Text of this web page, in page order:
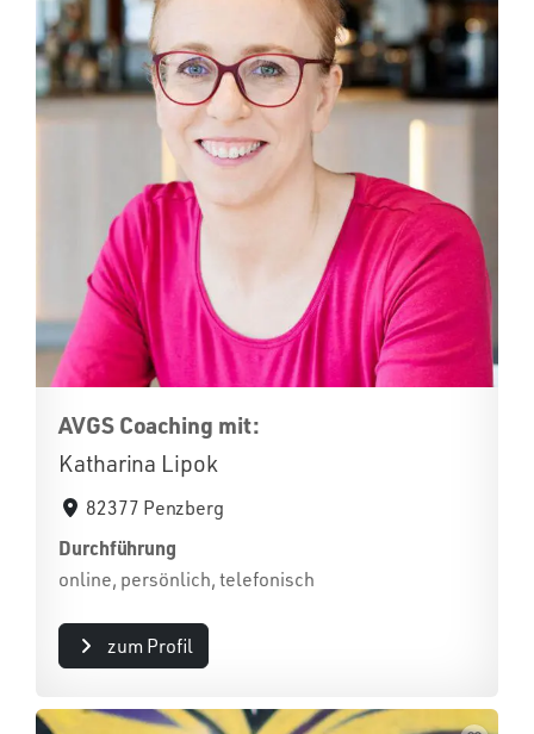
AVGS Coaching mit:
Katharina Lipok
82377 Penzberg
Durchführung
online, persönlich, telefonisch
zum Profil